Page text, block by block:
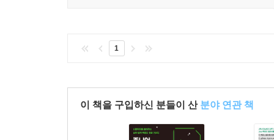
1
이 책을 구입하신 분들이 산 분야 연관 책